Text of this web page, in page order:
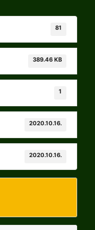
81
389.46 KB
1
2020.10.16.
2020.10.16.